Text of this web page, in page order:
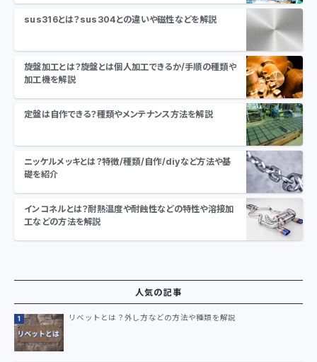
sus316とは？sus304との違いや磁性などを解説
旋盤加工とは？旋盤とは個人加工できるか/手順の種類や
加工機を解説
定盤は自作できる？種類やメンテナンス方法を解説
ニッケルメッキとは？特徴/種類/自作/diyなど方法や基
礎を紹介
インコネルとは？耐熱温度や耐蝕性などの特性や溶接加
工などの方法を解説
人気の記事
リベットとは？外し方などの方法や種類を解説